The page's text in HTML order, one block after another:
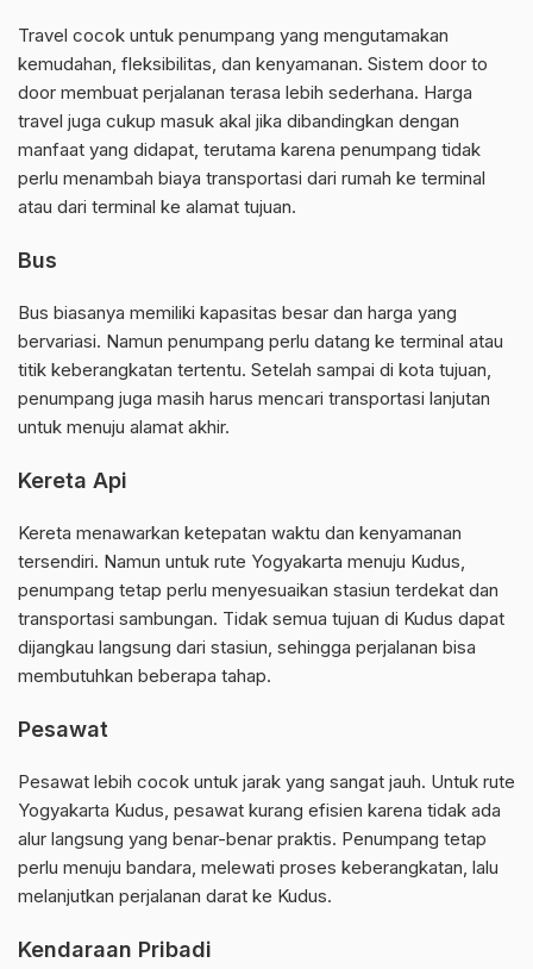
Travel cocok untuk penumpang yang mengutamakan
kemudahan, fleksibilitas, dan kenyamanan. Sistem door to
door membuat perjalanan terasa lebih sederhana. Harga
travel juga cukup masuk akal jika dibandingkan dengan
manfaat yang didapat, terutama karena penumpang tidak
perlu menambah biaya transportasi dari rumah ke terminal
atau dari terminal ke alamat tujuan.
Bus
Bus biasanya memiliki kapasitas besar dan harga yang
bervariasi. Namun penumpang perlu datang ke terminal atau
titik keberangkatan tertentu. Setelah sampai di kota tujuan,
penumpang juga masih harus mencari transportasi lanjutan
untuk menuju alamat akhir.
Kereta Api
Kereta menawarkan ketepatan waktu dan kenyamanan
tersendiri. Namun untuk rute Yogyakarta menuju Kudus,
penumpang tetap perlu menyesuaikan stasiun terdekat dan
transportasi sambungan. Tidak semua tujuan di Kudus dapat
dijangkau langsung dari stasiun, sehingga perjalanan bisa
membutuhkan beberapa tahap.
Pesawat
Pesawat lebih cocok untuk jarak yang sangat jauh. Untuk rute
Yogyakarta Kudus, pesawat kurang efisien karena tidak ada
alur langsung yang benar-benar praktis. Penumpang tetap
perlu menuju bandara, melewati proses keberangkatan, lalu
melanjutkan perjalanan darat ke Kudus.
Kendaraan Pribadi